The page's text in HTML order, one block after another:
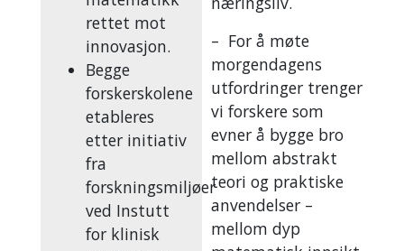
rettet mot
innovasjon.
Begge
forskerskolene
etableres
etter initiativ
fra
forskningsmiljøer
ved Instutt
for klinisk
– For å møte
morgendagens
utfordringer trenger
vi forskere som
evner å bygge bro
mellom abstrakt
teori og praktiske
anvendelser –
mellom dyp